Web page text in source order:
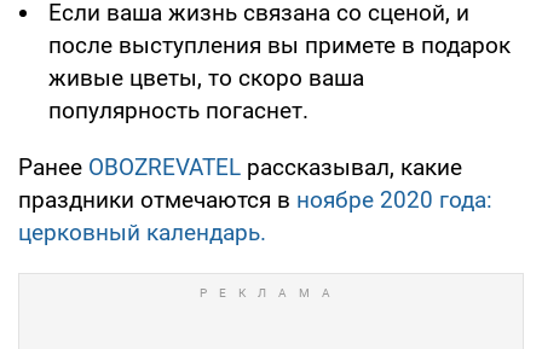
Если ваша жизнь связана со сценой, и
после выступления вы примете в подарок
живые цветы, то скоро ваша
популярность погаснет.
Ранее OBOZREVATEL рассказывал, какие
праздники отмечаются в ноябре 2020 года:
церковный календарь.